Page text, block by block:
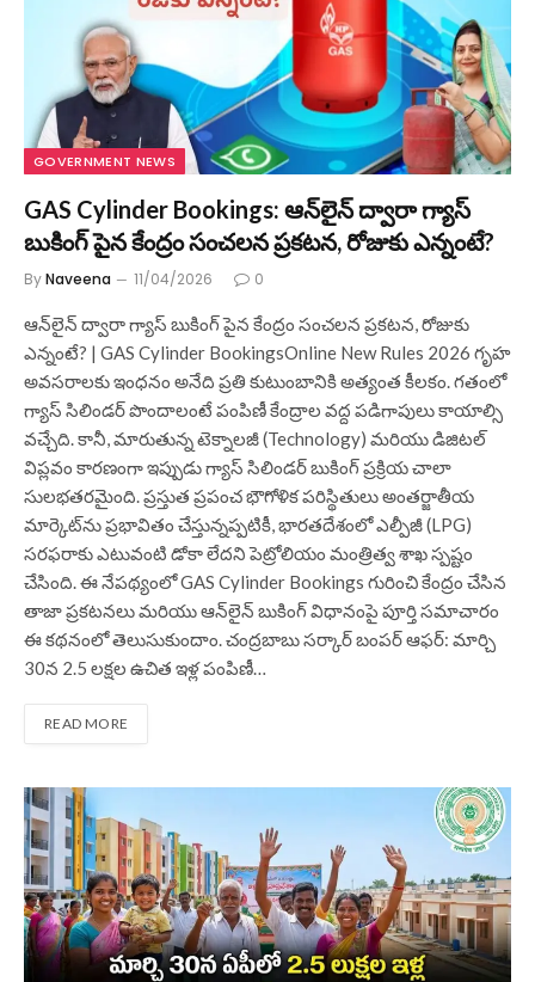
GOVERNMENT NEWS
GAS Cylinder Bookings: ఆన్‌లైన్‌ ద్వారా గ్యాస్
బుకింగ్ పైన కేంద్రం సంచలన ప్రకటన, రోజుకు ఎన్నంటే?
ByNaveena 11/04/2026 0
ఆన్‌లైన్‌ ద్వారా గ్యాస్ బుకింగ్ పైన కేంద్రం సంచలన ప్రకటన, రోజుకు
ఎన్నంటే? | GAS Cylinder BookingsOnline New Rules 2026 గృహ
అవసరాలకు ఇంధనం అనేది ప్రతి కుటుంబానికి అత్యంత కీలకం. గతంలో
గ్యాస్ సిలిండర్ పొందాలంటే పంపిణీ కేంద్రాల వద్ద పడిగాపులు కాయాల్సి
వచ్చేది. కానీ, మారుతున్న టెక్నాలజీ (Technology) మరియు డిజిటల్
విప్లవం కారణంగా ఇప్పుడు గ్యాస్ సిలిండర్ బుకింగ్ ప్రక్రియ చాలా
సులభతరమైంది. ప్రస్తుత ప్రపంచ భౌగోళిక పరిస్థితులు అంతర్జాతీయ
మార్కెట్‌ను ప్రభావితం చేస్తున్నప్పటికీ, భారతదేశంలో ఎల్పీజీ (LPG)
సరఫరాకు ఎటువంటి డోకా లేదని పెట్రోలియం మంత్రిత్వ శాఖ స్పష్టం
చేసింది. ఈ నేపథ్యంలో GAS Cylinder Bookings గురించి కేంద్రం చేసిన
తాజా ప్రకటనలు మరియు ఆన్‌లైన్ బుకింగ్ విధానంపై పూర్తి సమాచారం
ఈ కథనంలో తెలుసుకుందాం. చంద్రబాబు సర్కార్ బంపర్ ఆఫర్: మార్చి
30న 2.5 లక్షల ఉచిత ఇళ్ల పంపిణీ…
READ MORE